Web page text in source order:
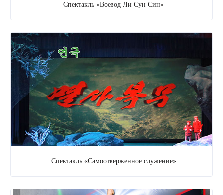
Спектакль «Воевод Ли Сун Син»
Спектакль «Самоотверженное служение»